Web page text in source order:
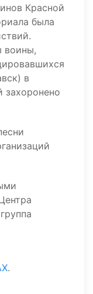
Красной
была
воины,
в
захоронено
.